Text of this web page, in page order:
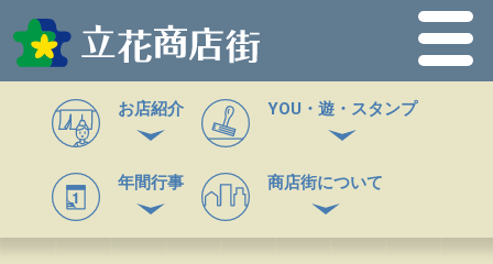
お店紹介 YOU・遊・スタンプ
年間行事 商店街について